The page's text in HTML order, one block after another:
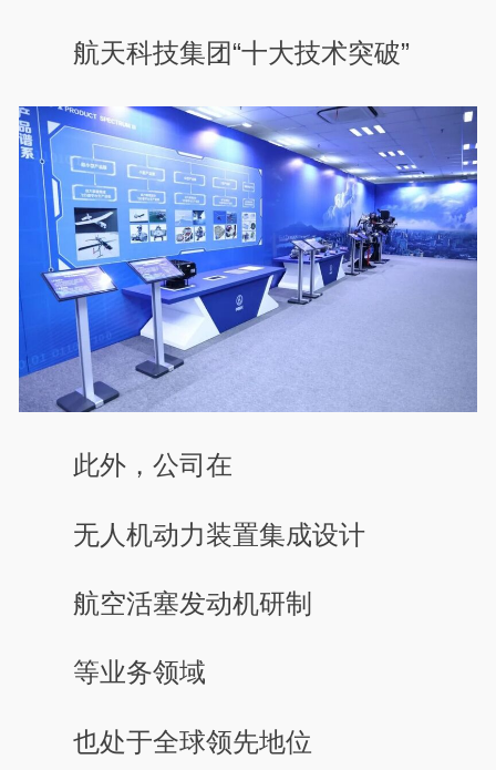
航天科技集团“十大技术突破”
此外，公司在
无人机动力装置集成设计
航空活塞发动机研制
等业务领域
也处于全球领先地位